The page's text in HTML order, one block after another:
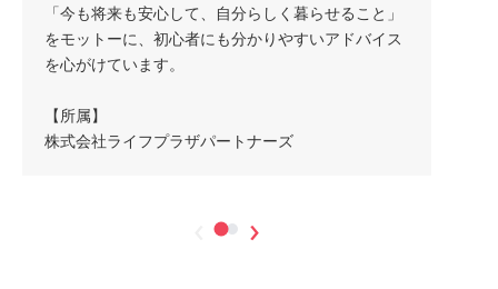
「今も将来も安心して、自分らしく暮らせること」
をモットーに、初心者にも分かりやすいアドバイス
を心がけています。
【所属】
株式会社ライフプラザパートナーズ
›